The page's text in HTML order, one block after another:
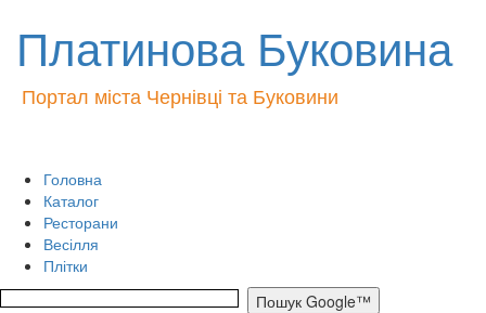
Платинова Буковина
Портал міста Чернівці та Буковини
Головна
Каталог
Ресторани
Весілля
Плітки